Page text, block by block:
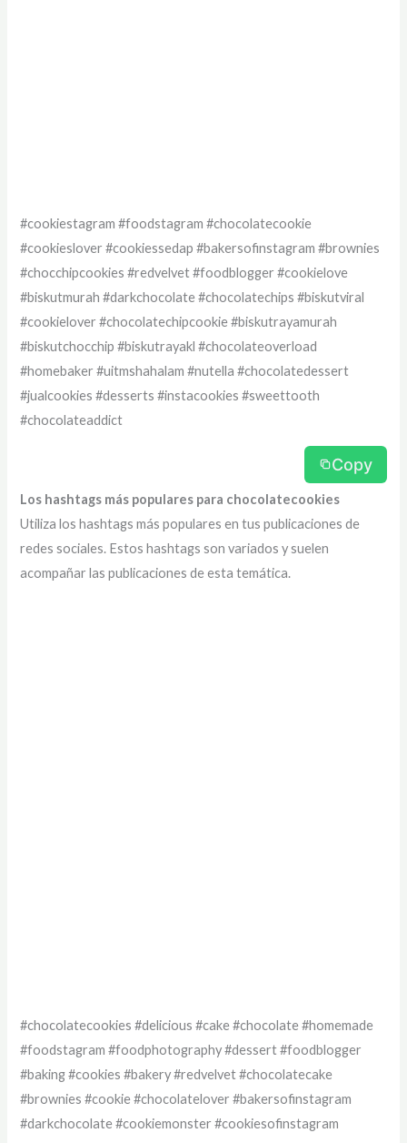
#cookiestagram #foodstagram #chocolatecookie
#cookieslover #cookiessedap #bakersofinstagram #brownies
#chocchipcookies #redvelvet #foodblogger #cookielove
#biskutmurah #darkchocolate #chocolatechips #biskutviral
#cookielover #chocolatechipcookie #biskutrayamurah
#biskutchocchip #biskutrayakl #chocolateoverload
#homebaker #uitmshahalam #nutella #chocolatedessert
#jualcookies #desserts #instacookies #sweettooth
#chocolateaddict
Copy
Los hashtags más populares para chocolatecookies
Utiliza los hashtags más populares en tus publicaciones de
redes sociales. Estos hashtags son variados y suelen
acompañar las publicaciones de esta temática.
#chocolatecookies #delicious #cake #chocolate #homemade
#foodstagram #foodphotography #dessert #foodblogger
#baking #cookies #bakery #redvelvet #chocolatecake
#brownies #cookie #chocolatelover #bakersofinstagram
#darkchocolate #cookiemonster #cookiesofinstagram